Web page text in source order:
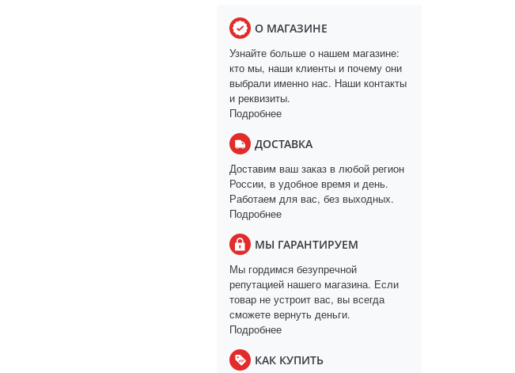
О МАГАЗИНЕ
Узнайте больше о нашем магазине:
кто мы, наши клиенты и почему они
выбрали именно нас. Наши контакты
и реквизиты.
Подробнее
ДОСТАВКА
Доставим ваш заказ в любой регион
России, в удобное время и день.
Работаем для вас, без выходных.
Подробнее
МЫ ГАРАНТИРУЕМ
Мы гордимся безупречной
репутацией нашего магазина. Если
товар не устроит вас, вы всегда
сможете вернуть деньги.
Подробнее
КАК КУПИТЬ